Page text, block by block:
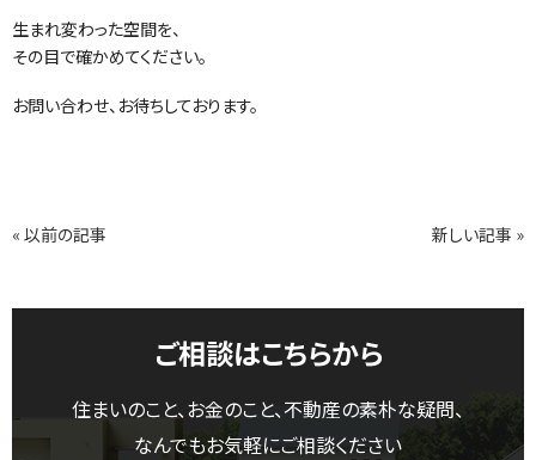
生まれ変わった空間を、
その目で確かめてください。
お問い合わせ、お待ちしております。
« 以前の記事 新しい記事 »
ご相談はこちらから
住まいのこと、お金のこと、不動産の素朴な疑問、
なんでもお気軽にご相談ください